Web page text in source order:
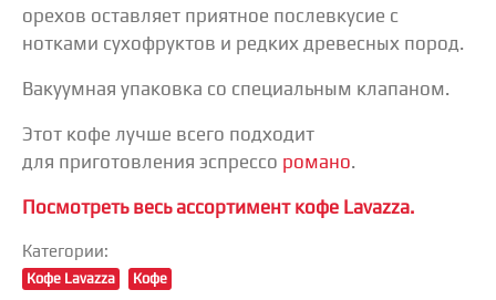
орехов оставляет приятное послевкусие с
нотками сухофруктов и редких древесных пород.
Вакуумная упаковка со специальным клапаном.
Этот кофе лучше всего подходит
для приготовления эспрессо романо.
Посмотреть весь ассортимент кофе Lavazza.
Категории:
Кофе Lavazza Кофе